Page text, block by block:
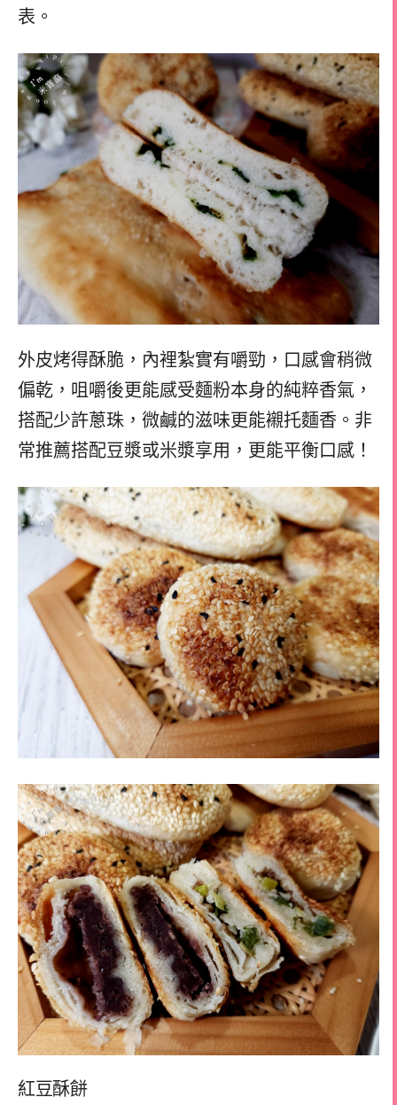
表。
外皮烤得酥脆，內裡紮實有嚼勁，口感會稍微
偏乾，咀嚼後更能感受麵粉本身的純粹香氣，
搭配少許蔥珠，微鹹的滋味更能襯托麵香。非
常推薦搭配豆漿或米漿享用，更能平衡口感！
紅豆酥餅